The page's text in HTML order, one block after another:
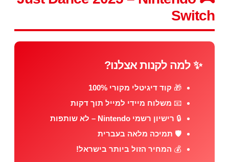
Switch
✨ למה לקנות אצלנו?
🎁 קוד דיגיטלי מקורי 100%
📧 משלוח מיידי למייל תוך דקות
🔒 רישיון רשמי Nintendo – לא שותפות
🛡️ תמיכה מלאה בעברית
💰 המחיר הזול ביותר בישראל!